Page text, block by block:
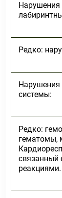
Нарушения
Редко:
Нарушения
системы:
Редко:
гематомы,
связанный
реакциями.